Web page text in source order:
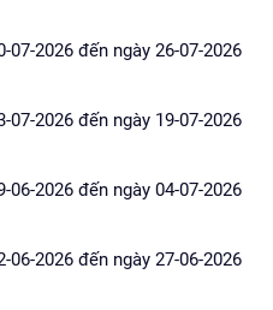
2026 đến ngày 26-07-2026
2026 đến ngày 19-07-2026
2026 đến ngày 04-07-2026
2026 đến ngày 27-06-2026